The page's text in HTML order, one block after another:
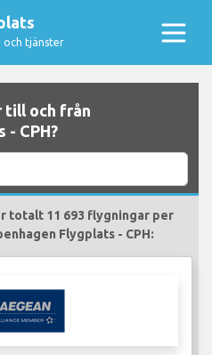
och tjänster
och från
- CPH?
totalt 11 693 flygningar per
Flygplats - CPH: